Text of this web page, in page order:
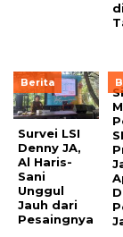
di
Berita
Survei LSI
Denny JA,
Al Haris-
Sani
Unggul
Jauh dari
Pesaingnya